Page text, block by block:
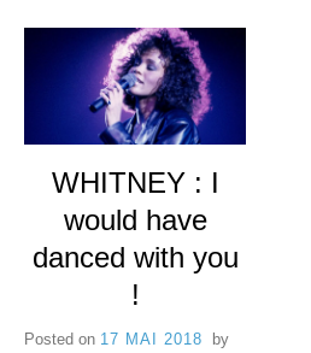
WHITNEY : I
would have
danced with you
!
Posted on 17 MAI 2018
by